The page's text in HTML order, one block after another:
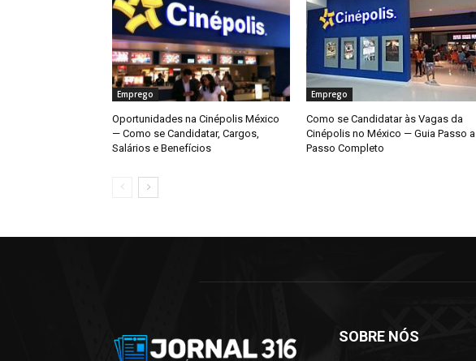
Emprego
Oportunidades na Cinépolis México
— Como se Candidatar, Cargos,
Salários e Benefícios
Emprego
Como se Candidatar às Vagas da
Cinépolis no México — Guia Passo a
Passo Completo
SOBRE NÓS